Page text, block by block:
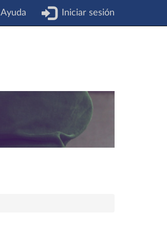
Ayuda Iniciar sesión